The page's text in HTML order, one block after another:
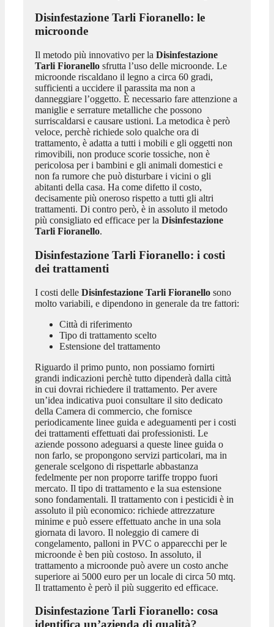
Disinfestazione Tarli Fioranello: le
microonde
Il metodo più innovativo per la Disinfestazione
Tarli Fioranellosfrutta l’uso delle microonde. Le
microonde riscaldano il legno a circa 60 gradi,
sufficienti a uccidere il parassita ma non a
danneggiare l’oggetto. È necessario fare attenzione a
maniglie e serrature metalliche che possono
surriscaldarsi e causare ustioni. La metodica è però
veloce, perchè richiede solo qualche ora di
trattamento, è adatta a tutti i mobili e gli oggetti non
rimovibili, non produce scorie tossiche, non è
pericolosa per i bambini e gli animali domestici e
non fa rumore che può disturbare i vicini o gli
abitanti della casa. Ha come difetto il costo,
decisamente più oneroso rispetto a tutti gli altri
trattamenti. Di contro però, è in assoluto il metodo
più consigliato ed efficace per la Disinfestazione
Tarli Fioranello.
Disinfestazione Tarli Fioranello: i costi
dei trattamenti
I costi delle Disinfestazione Tarli Fioranellosono
molto variabili, e dipendono in generale da tre fattori:
Città di riferimento
Tipo di trattamento scelto
Estensione del trattamento
Riguardo il primo punto, non possiamo fornirti
grandi indicazioni perchè tutto dipenderà dalla città
in cui dovrai richiedere il trattamento. Per avere
un’idea indicativa puoi consultare il sito dedicato
della Camera di commercio, che fornisce
periodicamente linee guida e adeguamenti per i costi
dei trattamenti effettuati dai professionisti. Le
aziende possono adeguarsi a queste linee guida o
non farlo, se propongono servizi particolari, ma in
generale scelgono di rispettarle abbastanza
fedelmente per non proporre tariffe troppo fuori
mercato. Il tipo di trattamento e la sua estensione
sono fondamentali. Il trattamento con i pesticidi è in
assoluto il più economico: richiede attrezzature
minime e può essere effettuato anche in una sola
giornata di lavoro. Il noleggio di camere di
congelamento, palloni in PVC o apparecchi per le
microonde è ben più costoso. In assoluto, il
trattamento a microonde può avere un costo anche
superiore ai 5000 euro per un locale di circa 50 mtq.
Il trattamento è però il più suggerito ed efficace.
Disinfestazione Tarli Fioranello: cosa